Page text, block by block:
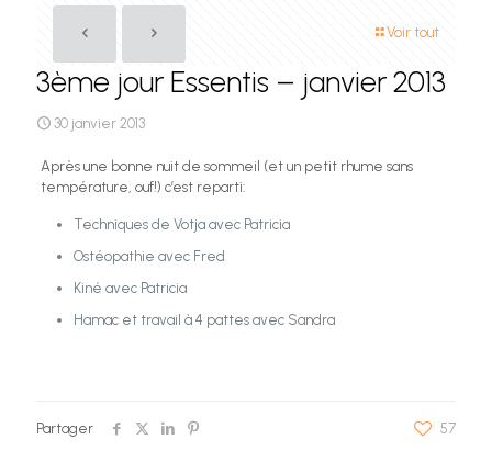
Voir tout
3ème jour Essentis – janvier 2013
30 janvier 2013
Après une bonne nuit de sommeil (et un petit rhume sans
température, ouf!) c’est reparti:
Techniques de Votja avec Patricia
Ostéopathie avec Fred
Kiné avec Patricia
Hamac et travail à 4 pattes avec Sandra
Partager 57